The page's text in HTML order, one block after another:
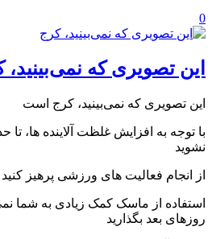
0
این تصویری که نمی‌بینید،
این تصویری که نمی‌بینید، کرج است
با توجه به افزایش غلظت آلاینده ها،
نشوید
از انجام فعالیت های ورزشی پرهیز کنید
استفاده از ماسک کمک زیادی به شما
روزهای بعد بگذارید